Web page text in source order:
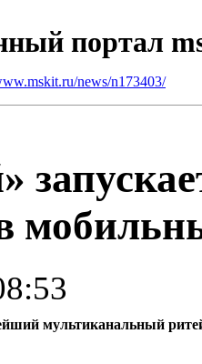
портал
news/n173403/
мультиканальный